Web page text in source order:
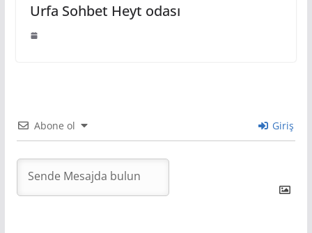
Urfa Sohbet Heyt odası
Abone ol Giriş